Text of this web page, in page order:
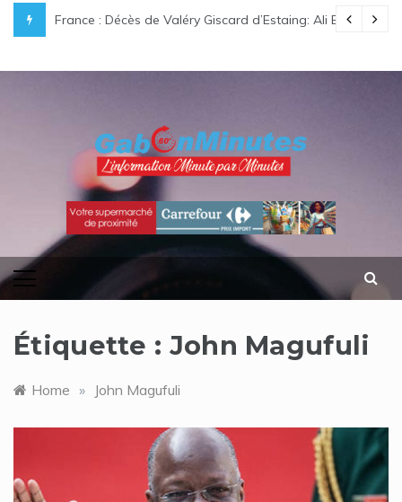
de réussite à plus de 85 % au général
France : Décès de Valéry Giscard d’Estaing: Ali Bongo
gabonminutes.com
l'information minutes par minutes
Étiquette : John Magufuli
Home » John Magufuli